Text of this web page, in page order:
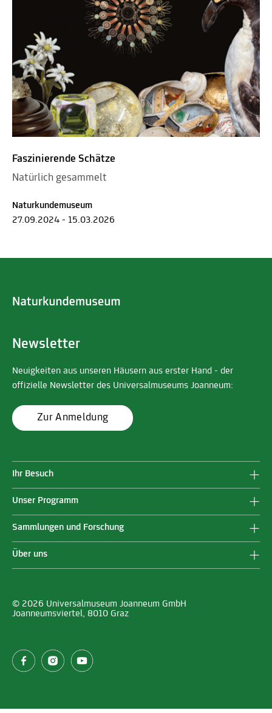
Faszinierende Schätze
Natürlich gesammelt
Naturkundemuseum
27.09.2024 - 15.03.2026
Newsletter
Neuigkeiten aus unseren Häusern aus erster Hand - der
offizielle Newsletter des Universalmuseums Joanneum:
Zur Anmeldung
Ihr Besuch
Unser Programm
Sammlungen und Forschung
Über uns
© 2026 Universalmuseum Joanneum GmbH
Joanneumsviertel, 8010 Graz